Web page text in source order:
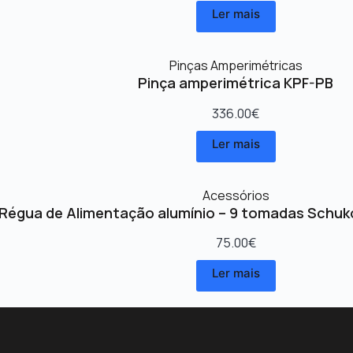
Ler mais
Pinças Amperimétricas
Pinça amperimétrica KPF-PB
336.00€
Ler mais
Acessórios
Régua de Alimentação alumínio – 9 tomadas
75.00€
Ler mais